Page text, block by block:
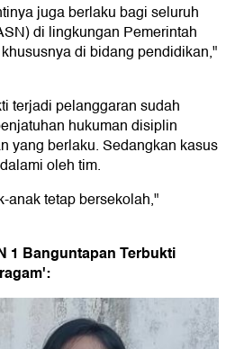
juga berlaku bagi seluruh
di lingkungan Pemerintah
di bidang pendidikan,"
terjadi pelanggaran sudah
hukuman disiplin
yang berlaku. Sedangkan kasus
oleh tim.
anak tetap bersekolah,"
1 Banguntapan Terbukti